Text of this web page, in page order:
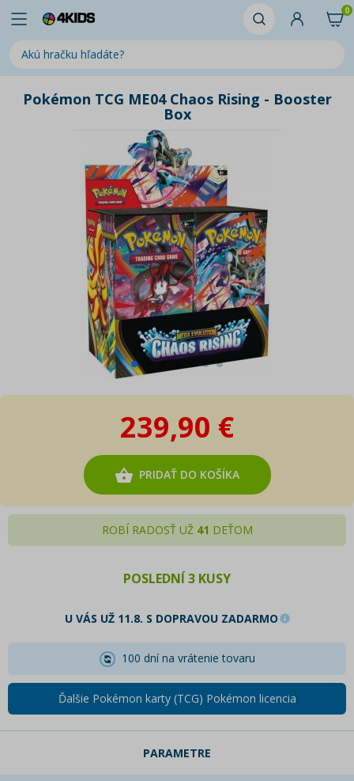
0
Pokémon TCG ME04 Chaos Rising - Booster
Box
239,90 €
PRIDAŤ DO KOŠÍKA
ROBÍ RADOSŤ UŽ 41 DEŤOM
POSLEDNÍ 3 KUSY
U VÁS UŽ 11.8. S DOPRAVOU ZADARMO
100 dní na vrátenie tovaru
Ďalšie Pokémon karty (TCG) Pokémon licencia
PARAMETRE